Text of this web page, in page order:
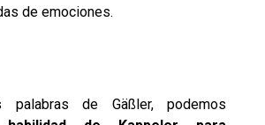
de emociones.
palabras de Gäßler, podemos